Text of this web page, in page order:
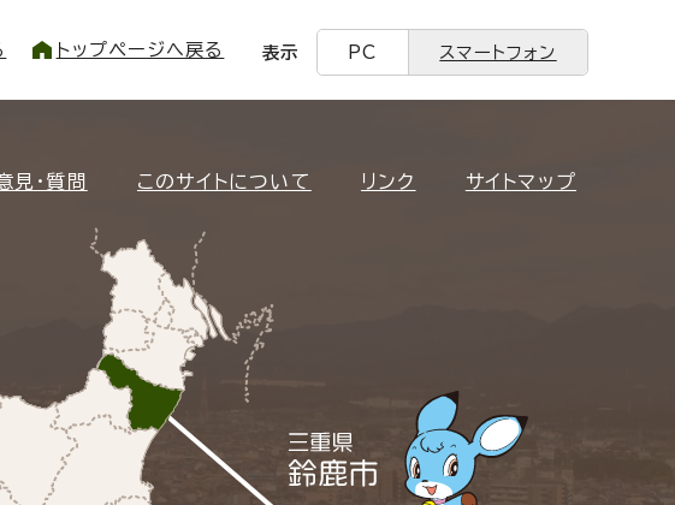
トップページへ戻る 表示 PC スマートフォン
見・質問 このサイトについて リンク サイトマップ